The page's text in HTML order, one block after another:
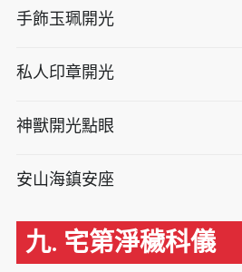
手飾玉珮開光
私人印章開光
神獸開光點眼
安山海鎮安座
九. 宅第淨穢科儀